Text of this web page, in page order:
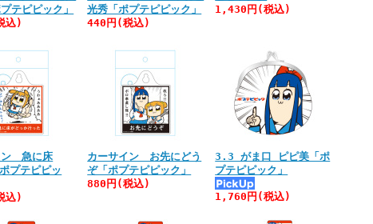
テピピック」
込)
光秀「ポプテピピック」
440円(税込)
1,430円(税込)
ン 急に床
プテピピッ
込)
カーサイン お先にどう
ぞ「ポプテピピック」
880円(税込)
3.3 がま口 ピピ美「ポ
プテピピック」
1,760円(税込)